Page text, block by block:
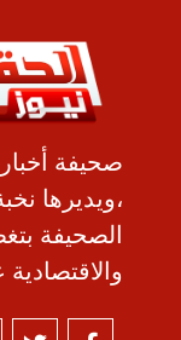
صحيفة
،ويديرها
الصحيفة